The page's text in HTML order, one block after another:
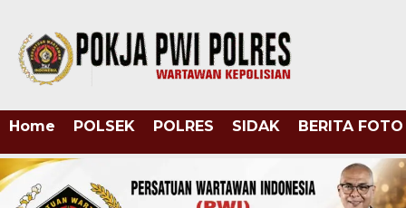
Home POLSEK POLRES SIDAK BERITA FOTO